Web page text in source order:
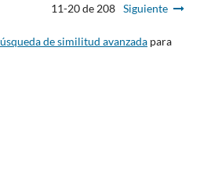
11-20 de 208 Siguiente
de similitud avanzadapara